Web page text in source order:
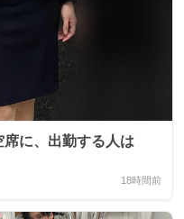
席に、出勤する人は
18時間前